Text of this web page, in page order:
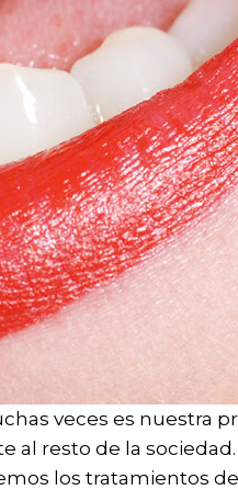
veces es nuestra
al resto de la
los tratamientos